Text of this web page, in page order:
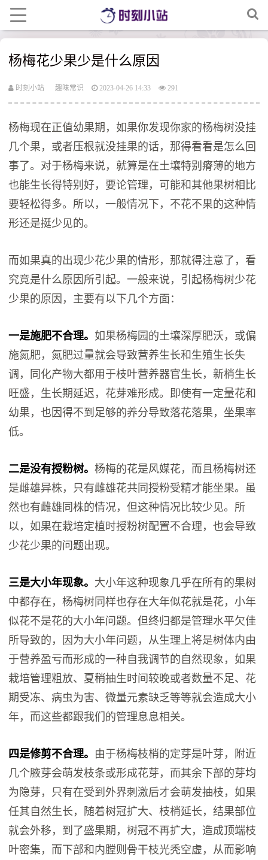
杨梅花少果少是什么原因
时刻小站 趣味常识 2023-04-26 14:33 291
杨梅现在正值幼果期，如果你发现你家的杨梅树没挂
几个果，或者压根就没挂果的话，那得看看是怎么回
事了。对于杨梅来说，就算是在土壤特别瘠薄的地方
也能生长得特别好，要论管理，可能和其他果树相比
要轻松得多。所以，一般情况下，不花不果的这种情
形还是挺少见的。
而如果真的出现少花少果的情形，那就得注意了，看
究竟是什么原因所引起。一般来说，引起杨梅树少花
少果的原因，主要有以下几个方面：
一是施肥不合理。如果杨梅园的土壤深厚肥沃，或偏
施氮肥，氮肥过量就会导致营养生长和生殖生长失
调，同化产物大都用于枝叶营养器官生长，新梢生长
旺盛，生长期延迟，花芽难形成。即使有一定量花和
幼果，也因得不到足够的养分导致落花落果，坐果率
低。
二是没有授粉树。杨梅的花是风媒花，而且杨梅树还
是雌雄异株，只有雌雄花共同授粉受精才能坐果。虽
然也有雌雄同株的情况，但这种情况比较少见。所
以，如果在栽培定植时授粉树配置不合理，也会导致
少花少果的问题出现。
三是大小年现象。 大小年这种现象几乎在所有的果树
中都存在，杨梅树同样也存在大年似花就是花，小年
似花不是花的大小年问题。但终归都是管理水平欠佳
所导致的，因为大小年问题，从生理上将是树体内由
于营养盈亏而形成的一种自我调节的自然现象，如果
栽培管理粗放、夏稍抽生时间较晚或者数量不足、花
期受冻、病虫为害、微量元素缺乏等等就会造成大小
年，而这些都跟我们的管理息息相关。
四是修剪不合理。 由于杨梅枝梢的定芽是叶芽，附近
几个腋芽会萌发枝条或形成花芽，而其余下部的芽均
为隐芽，只有在受到外界刺激后才会萌发抽枝，如果
任其自然生长，随着树冠扩大、枝梢延长，结果部位
就会外移，到了盛果期，树冠不再扩大，造成顶端枝
叶密集，而下部和内膛则骨干枝光秃空虚，从而影响